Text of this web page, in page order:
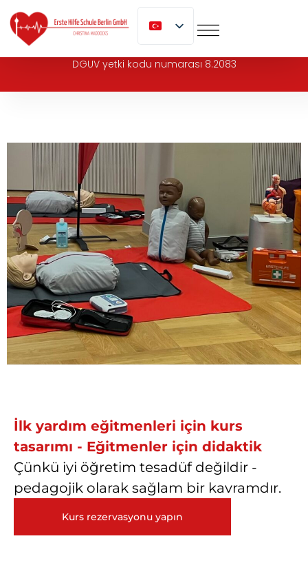
geç
DGUV yetki kodu numarası 8.2083
İlk yardım eğitmenleri için kurs
tasarımı - Eğitmenler için didaktik
Çünkü iyi öğretim tesadüf değildir -
pedagojik olarak sağlam bir kavramdır.
Kurs rezervasyonu yapın